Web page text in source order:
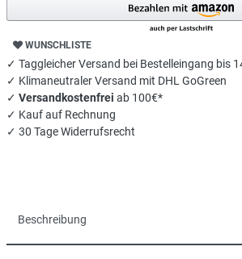
WUNSCHLISTE
✓ Taggleicher Versand bei Bestelleingang bis
✓ Klimaneutraler Versand mit DHL GoGreen
✓ Versandkostenfrei ab 100€*
✓ Kauf auf Rechnung
✓ 30 Tage Widerrufsrecht
Beschreibung